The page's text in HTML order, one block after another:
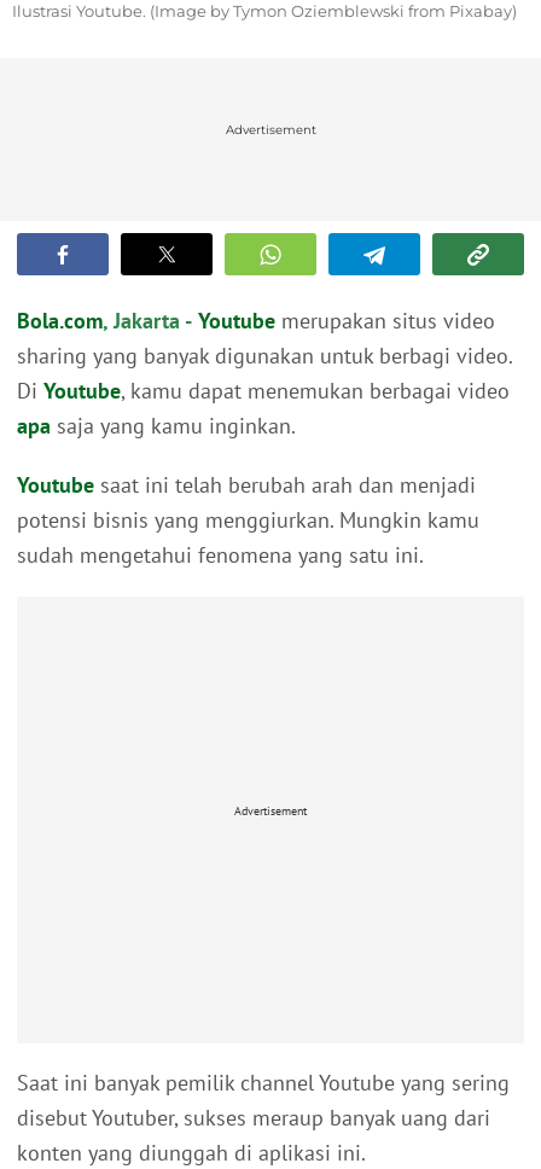
Ilustrasi Youtube. (Image by Tymon Oziemblewski from Pixabay)
Advertisement
Bola.com, Jakarta - Youtube merupakan situs video
sharing yang banyak digunakan untuk berbagi video.
Di Youtube, kamu dapat menemukan berbagai video
apa saja yang kamu inginkan.
Youtube saat ini telah berubah arah dan menjadi
potensi bisnis yang menggiurkan. Mungkin kamu
sudah mengetahui fenomena yang satu ini.
Advertisement
Saat ini banyak pemilik channel Youtube yang sering
disebut Youtuber, sukses meraup banyak uang dari
konten yang diunggah di aplikasi ini.